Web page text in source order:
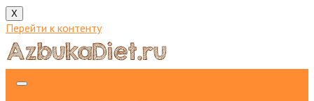
X
Перейти к контенту